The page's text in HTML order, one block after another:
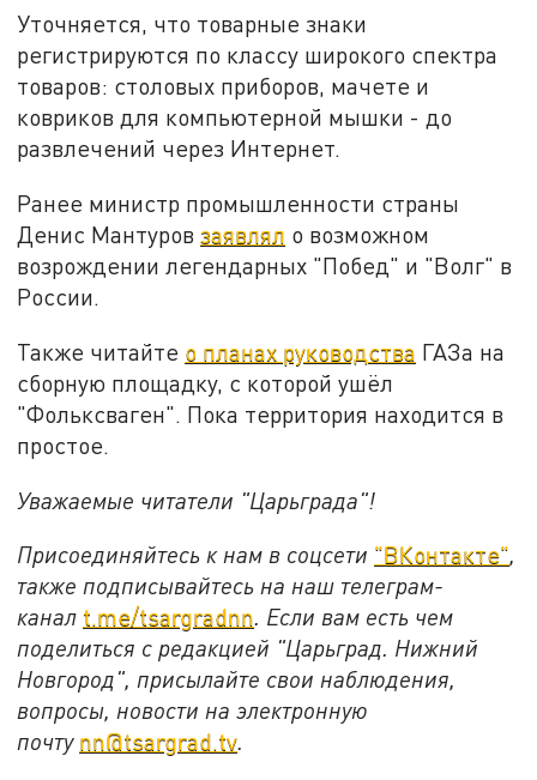
Уточняется, что товарные знаки
регистрируются по классу широкого спектра
товаров: столовых приборов, мачете и
ковриков для компьютерной мышки - до
развлечений через Интернет.
Ранее министр промышленности страны
Денис Мантуровзаявлял о возможном
возрождении легендарных "Побед" и "Волг" в
России.
Также читайте о планах руководства ГАЗа на
сборную площадку, с которой ушёл
"Фольксваген". Пока территория находится в
простое.
Уважаемые читатели "Царьграда"!
Присоединяйтесь к нам в соцсети "ВКонтакте",
также подписывайтесь на наш телеграм-
канал t.me/tsargradnn. Если вам есть чем
поделиться с редакцией "Царьград. Нижний
Новгород", присылайте свои наблюдения,
вопросы, новости на электронную
почту nn@tsargrad.tv.